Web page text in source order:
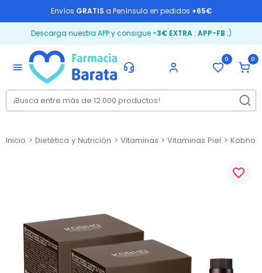
Envíos GRATIS a Península en pedidos +65€
Descarga nuestra APP y consigue -3€ EXTRA: APP-FB ;)
menu
0 0
Inicio Dietética y Nutrición Vitaminas Vitaminas Piel Kobho
favorite_border